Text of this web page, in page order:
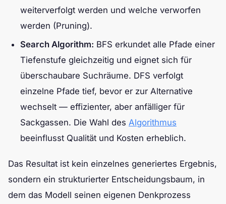
weiterverfolgt werden und welche verworfen
werden (Pruning).
Search Algorithm: BFS erkundet alle Pfade einer
Tiefenstufe gleichzeitig und eignet sich für
überschaubare Suchräume. DFS verfolgt
einzelne Pfade tief, bevor er zur Alternative
wechselt — effizienter, aber anfälliger für
Sackgassen. Die Wahl des Algorithmus
beeinflusst Qualität und Kosten erheblich.
Das Resultat ist kein einzelnes generiertes Ergebnis,
sondern ein strukturierter Entscheidungsbaum, in
dem das Modell seinen eigenen Denkprozess